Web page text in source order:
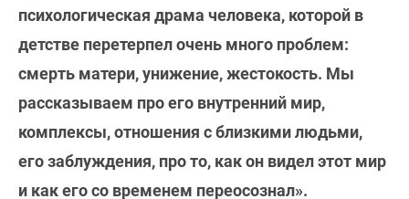
психологическая драма человека, которой в
детстве перетерпел очень много проблем:
смерть матери, унижение, жестокость. Мы
рассказываем про его внутренний мир,
комплексы, отношения с близкими людьми,
его заблуждения, про то, как он видел этот мир
и как его со временем переосознал».